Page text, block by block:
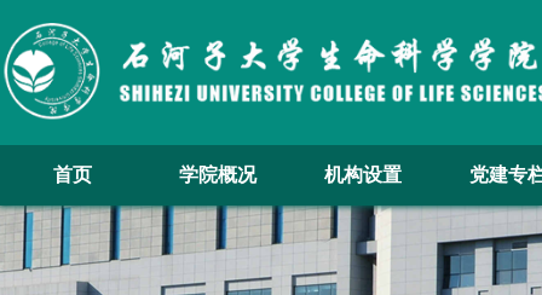
首页 学院概况 机构设置 党建专